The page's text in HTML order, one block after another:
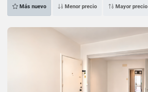
Más nuevo Menor precio Mayor precio